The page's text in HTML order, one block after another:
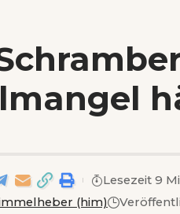
(him)
Lesezeit 9